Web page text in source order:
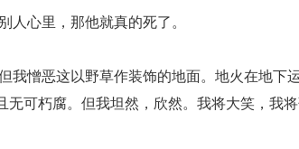
人心里，那他就真的死了。
我憎恶这以野草作装饰的地面。地火在地下
可朽腐。但我坦然，欣然。我将大笑，我将